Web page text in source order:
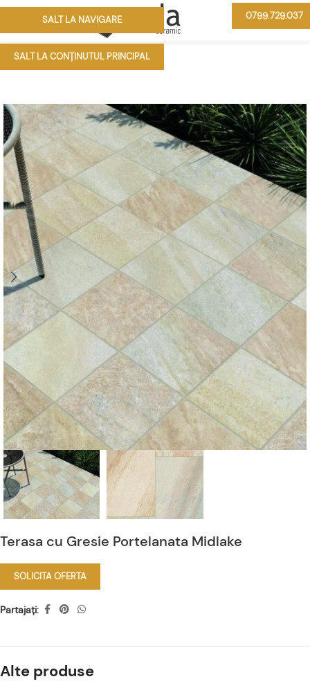
SALT LA NAVIGARE
SALT LA CONȚINUTUL PRINCIPAL
0799.729.037
Terasa cu Gresie Portelanata Midlake
SOLICITA OFERTA
Partajați:
Alte produse